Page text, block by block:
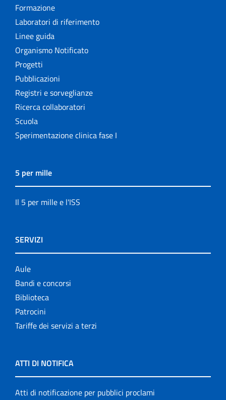
Formazione
Laboratori di riferimento
Linee guida
Organismo Notificato
Progetti
Pubblicazioni
Registri e sorveglianze
Ricerca collaboratori
Scuola
Sperimentazione clinica fase I
5 per mille
Il 5 per mille e l'ISS
SERVIZI
Aule
Bandi e concorsi
Biblioteca
Patrocini
Tariffe dei servizi a terzi
ATTI DI NOTIFICA
Atti di notificazione per pubblici proclami